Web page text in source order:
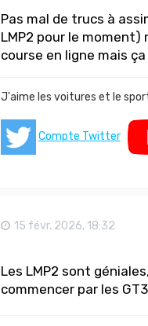
Pas mal de trucs à
LMP2 pour le
course en ligne mais
J'aime les voitures et le
Compte Twitter
15 févr. 2026, 18:32
Les LMP2 sont
commencer par les GT3